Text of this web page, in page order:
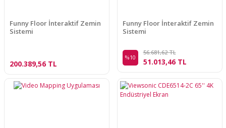
Funny Floor İnteraktif Zemin
Sistemi
200.389,56 TL
Funny Floor İnteraktif Zemin
Sistemi
%10
56.681,62 TL
51.013,46 TL